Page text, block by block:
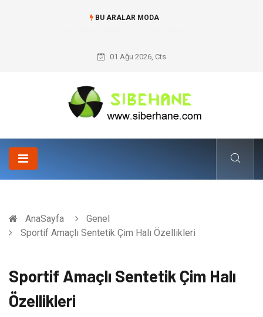
BU ARALAR MODA
01 Ağu 2026, Cts
AnaSayfa
Genel
Sportif Amaçlı Sentetik Çim Halı Özellikleri
Sportif Amaçlı Sentetik Çim Halı
Özellikleri